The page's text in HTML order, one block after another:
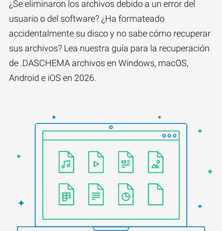
¿Se eliminaron los archivos debido a un error del
usuario o del software? ¿Ha formateado
accidentalmente su disco y no sabe cómo recuperar
sus archivos? Lea nuestra guía para la recuperación
de .DASCHEMA archivos en Windows, macOS,
Android e iOS en 2026.